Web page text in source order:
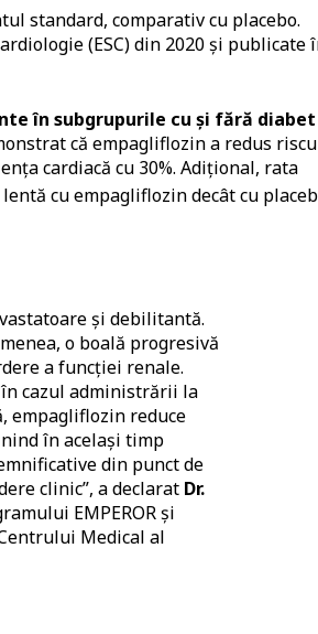
standard, comparativ cu placebo.
(ESC) din 2020 și publicate
în subgrupurile cu și fără diabet
că empagliflozin a redus
cardiacă cu 30%. Adițional, rata
cu empagliflozin decât cu
și debilitantă.
o boală progresivă
a funcției renale.
în cazul administrării la
empagliflozin reduce
în același timp
din punct de
clinic”, a declarat Dr.
EMPEROR și
Medical al